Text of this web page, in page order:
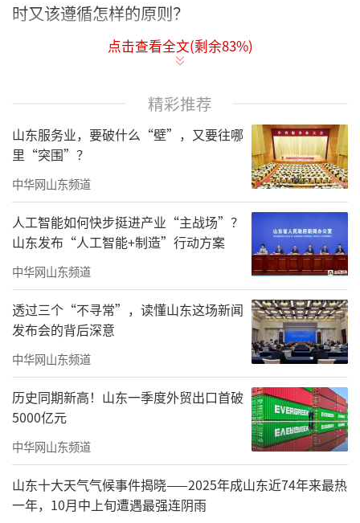
时又该遵循怎样的原则？
校规作为管理校园的依据，理应是权责清
职送外卖学生的处分依据是“违反学生公寓管
理规定、造成不良影响”。问题随之而
来：“校内送外卖”究竟违反了学生公寓的哪
条规定？所谓的“不良影响”又该如何界定？
更何况，在该校内，兼职送外卖的并非只有收
到违纪处分告知书的这一名同学。可见，“模
糊化”的校规条款，给了管理者过大的自由裁
量空间。这种“选择性惩戒”，恰恰折射出校
规执行中的随意性与不公平性——而这也正是高
校管理边界不清的典型表现：当“不良影
响”可以随意解释时，处分权便失去了应有的
约束。
这样的做法，看似维护了管理权威，实则
损害了校规的权威性与严肃性。学生利用课余
时间兼职送外卖，初衷多是补贴生活、减轻家
庭负担，属于自力更生的合理选择，本应该被
点击查看全文(剩余83%)
精彩推荐
山东服务业，要破什么“壁”，又要往哪
里“突围”？
中华网山东频道
人工智能如何快步挺进产业“主战场”？
山东发布“人工智能+制造”行动方案
中华网山东频道
透过三个“不寻常”，读懂山东这场新闻
发布会的背后深意
中华网山东频道
历史同期新高！山东一季度外贸出口首破
5000亿元
中华网山东频道
山东十大天气气候事件揭晓——2025年成山东近74年来最热
一年，10月中上旬遭遇最强连阴雨